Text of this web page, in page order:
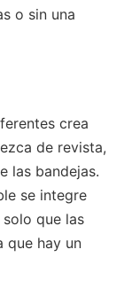
o sin una
crea
de revista,
las bandejas.
se integre
que las
que hay un